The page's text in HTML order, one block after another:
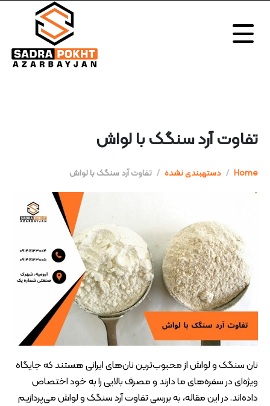
تفاوت آرد سنگک با لواش
Home دستهبندی نشده تفاوت آرد سنگک با لواش
نان سنگک و لواش از محبوب‌ترین نان‌های ایرانی هستند که جایگاه
ویژه‌ای در سفره‌های ما دارند و مصرف بالایی را به خود اختصاص
داده‌اند. در این مقاله، به بررسی تفاوت آرد سنگک و لواش می‌پردازیم